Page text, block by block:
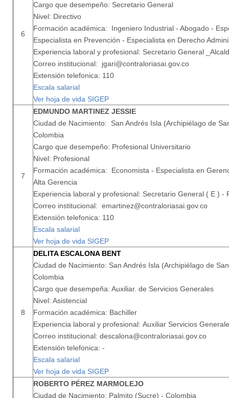
6
Cargo que desempeño: Secretario General
Nivel: Directivo
Formación académica: Ingeniero Industrial - Abogado -
Especialista en Prevención - Especialista en Derecho
Experiencia laboral y profesional: Secretario General
Correo institucional: jgari@contraloriasai.gov.co
Extensión telefonica: 110
Escala salarial
Ver hoja de vida SIGEP
7
EDMUNDO MARTINEZ JESSIE
Ciudad de Nacimiento: San Andrés Isla (Archipiélago de
Colombia
Cargo que desempeño: Profesional Universitario
Nivel: Profesional
Formación académica: Economista - Especialista en
Alta Gerencia
Experiencia laboral y profesional: Secretario General ( E ) -
Correo institucional: emartinez@contraloriasai.gov.co
Extensión telefonica: 110
Escala salarial
Ver hoja de vida SIGEP
8
DELITA ESCALONA BENT
Ciudad de Nacimiento: San Andrés Isla (Archipiélago de
Colombia
Cargo que desempeña: Auxiliar. de Servicios Generales
Nivel: Asistencial
Formación académica: Bachiller
Experiencia laboral y profesional: Auxiliar Servicios
Correo institucional: descalona@contraloriasai.gov.co
Extensión telefonica: -
Escala salarial
Ver hoja de vida SIGEP
ROBERTO PÉREZ MARMOLEJO
Ciudad de Nacimiento: Palmito (Sucre) - Colombia